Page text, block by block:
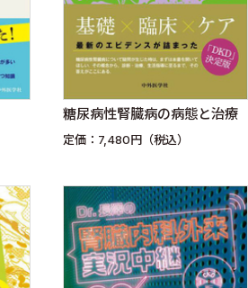
糖尿病性腎臓病の病態と治療
定価：7,480円（税込）